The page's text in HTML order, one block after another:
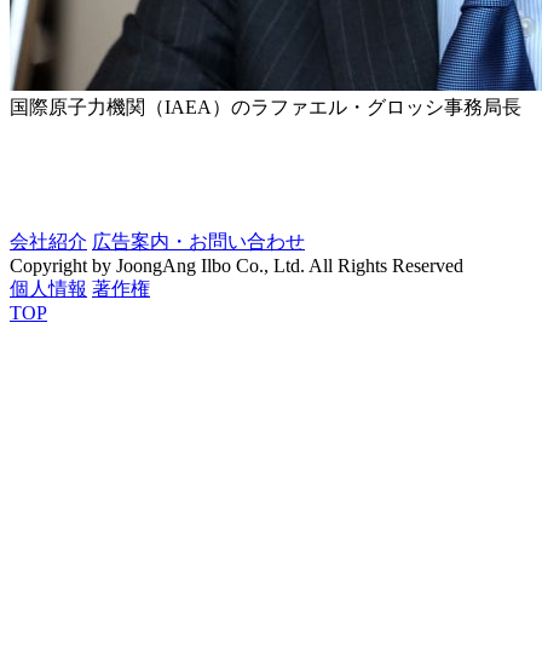
国際原子力機関（IAEA）のラファエル・グロッシ事務局長
会社紹介 広告案内・お問い合わせ
Copyright by JoongAng Ilbo Co., Ltd. All Rights Reserved
個人情報 著作権
TOP